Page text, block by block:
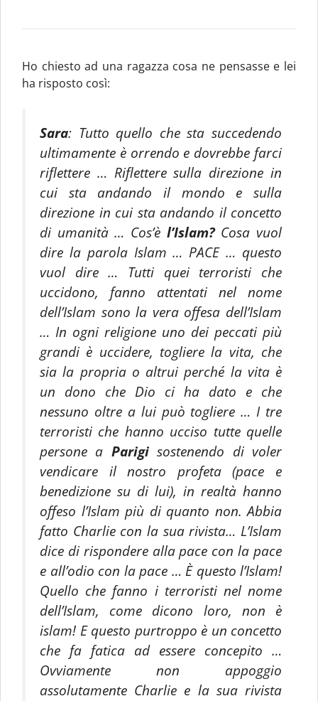
Ho chiesto ad una ragazza cosa ne pensasse e lei
ha risposto così:
Sara: Tutto quello che sta succedendo
ultimamente è orrendo e dovrebbe farci
riflettere … Riflettere sulla direzione in
cui sta andando il mondo e sulla
direzione in cui sta andando il concetto
di umanità … Cos’è l’Islam?Cosa vuol
dire la parola Islam … PACE … questo
vuol dire … Tutti quei terroristi che
uccidono, fanno attentati nel nome
dell’Islam sono la vera offesa dell’Islam
… In ogni religione uno dei peccati più
grandi è uccidere, togliere la vita, che
sia la propria o altrui perché la vita è
un dono che Dio ci ha dato e che
nessuno oltre a lui può togliere … I tre
terroristi che hanno ucciso tutte quelle
persone a Parigisostenendo di voler
vendicare il nostro profeta (pace e
benedizione su di lui), in realtà hanno
offeso l’Islam più di quanto non. Abbia
fatto Charlie con la sua rivista… L’Islam
dice di rispondere alla pace con la pace
e all’odio con la pace … È questo l’Islam!
Quello che fanno i terroristi nel nome
dell’Islam, come dicono loro, non è
islam! E questo purtroppo è un concetto
che fa fatica ad essere concepito …
Ovviamente non appoggio
assolutamente Charlie e la sua rivista